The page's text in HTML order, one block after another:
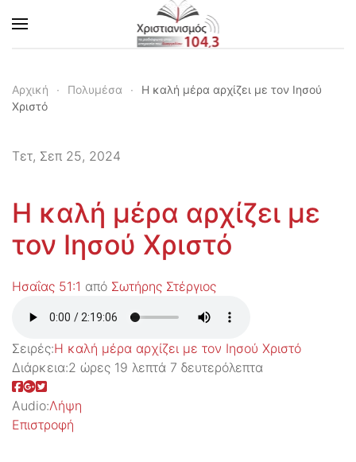
Skip to main content
Αρχική Πολυμέσα
Η καλή μέρα αρχίζει με τον Ιησού
Χριστό
Τετ, Σεπ 25, 2024
Η καλή μέρα αρχίζει με
τον Ιησού Χριστό
Ησαΐας 51:1 από Σωτήρης Στέργιος
Σειρές:Η καλή μέρα αρχίζει με τον Ιησού Χριστό
Διάρκεια:2 ώρες 19 λεπτά 7 δευτερόλεπτα
Audio:Λήψη
Επιστροφή